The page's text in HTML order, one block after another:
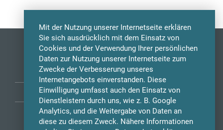
Mit der Nutzung unserer Internetseite erklären
Sie sich ausdrücklich mit dem Einsatz von
Cookies und der Verwendung Ihrer persönlichen
Daten zur Nutzung unserer Internetseite zum
Zwecke der Verbesserung unseres
Internetangebots einverstanden. Diese
Einwilligung umfasst auch den Einsatz von
Dienstleistern durch uns, wie z. B. Google
Analytics, und die Weitergabe von Daten an
diese zu diesem Zweck. Nähere Informationen
KONTAKT IMPRESSUM DATENSCHUTZ
+49 5231 45818-0